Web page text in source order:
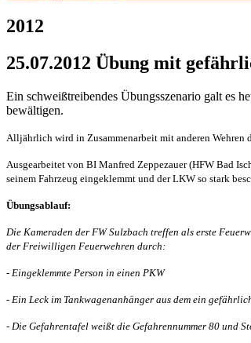
2012
25.07.2012 Übung mit
Ein schweißtreibendes Übungsszenario galt es
bewältigen.
Alljährlich wird in Zusammenarbeit mit anderen Wehren
Ausgearbeitet von BI Manfred Zeppezauer (HFW Bad
seinem Fahrzeug eingeklemmt und der LKW so stark
Übungsablauf:
Die Kameraden der FW Sulzbach treffen als erste
der Freiwilligen Feuerwehren durch:
- Eingeklemmte Person in einen PKW
- Ein Leck im Tankwagenanhänger aus dem ein
- Die Gefahrentafel weißt die Gefahrennummer 80 und